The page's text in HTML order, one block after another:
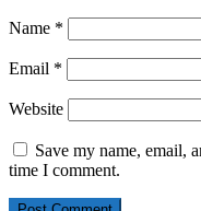
Name *
Email *
Website
Save my name, email,
time I comment.